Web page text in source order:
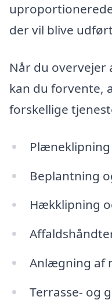
der vil blive
Når du overvejer
kan du forvente,
forskellige
Beplantning
Hækklipning
Anlægning af
Terrasse- og